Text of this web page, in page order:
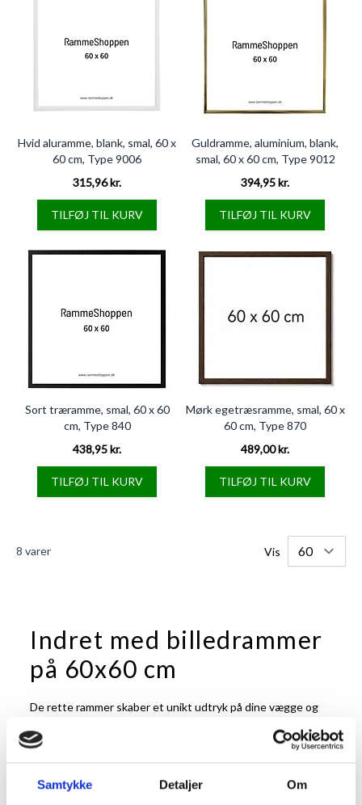
Samtykke Detaljer Om
Hvid aluramme, blank, smal, 60 x
60 cm, Type 9006
315,96 kr.
TILFØJ TIL KURV
Guldramme, aluminium, blank,
smal, 60 x 60 cm, Type 9012
394,95 kr.
TILFØJ TIL KURV
Sort træramme, smal, 60 x 60
cm, Type 840
438,95 kr.
TILFØJ TIL KURV
Mørk egetræsramme, smal, 60 x
60 cm, Type 870
489,00 kr.
TILFØJ TIL KURV
8 varer Vis
Indret med billedrammer
på 60x60 cm
De rette rammer skaber et unikt udtryk på dine vægge og
udkig efter rammer på 60x60 cm, er du kommet til det helt
rigtige sted. Her kan du gå på opdagelse blandt masser af
håndværk ned til mindste detalje. Med vores rammer er du